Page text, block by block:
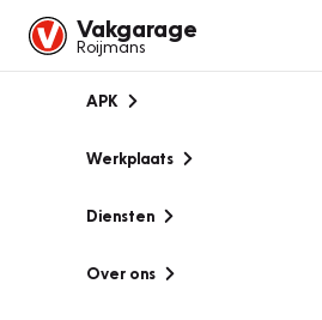
Vakgarage
Roijmans
APK
Werkplaats
Diensten
Over ons